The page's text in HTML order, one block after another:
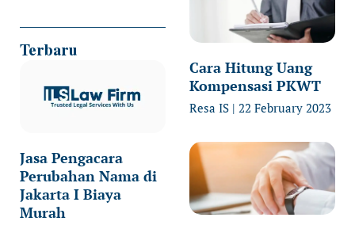
Terbaru
Jasa Pengacara
Perubahan Nama di
Jakarta I Biaya
Murah
Cara Hitung Uang
Kompensasi PKWT
Resa IS 22 February 2023